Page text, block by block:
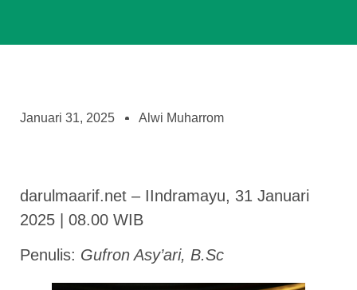
Januari 31, 2025 Alwi Muharrom
darulmaarif.net – IIndramayu, 31 Januari
2025 | 08.00 WIB
Penulis: Gufron Asy’ari, B.Sc